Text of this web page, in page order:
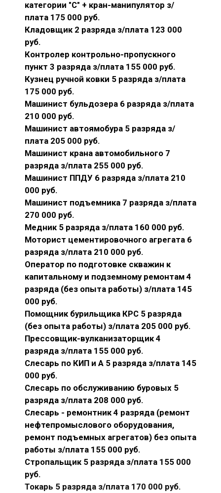
категории "С" + кран-манипулятор з/
плата 175 000 руб.
Кладовщик 2 разряда з/плата 123 000
руб.
Контролер контрольно-пропускного
пункт 3 разряда з/плата 155 000 руб.
Кузнец ручной ковки 5 разряда з/плата
175 000 руб.
Машинист бульдозера 6 разряда з/плата
210 000 руб.
Машинист автоямобура 5 разряда з/
плата 205 000 руб.
Машинист крана автомобильного 7
разряда з/плата 255 000 руб.
Машинист ППДУ 6 разряда з/плата 210
000 руб.
Машинист подъемника 7 разряда з/плата
270 000 руб.
Медник 5 разряда з/плата 160 000 руб.
Моторист цементировочного агрегата 6
разряда з/плата 210 000 руб.
Оператор по подготовке скважин к
капитальному и подземному ремонтам 4
разряда (без опыта работы) з/плата 145
000 руб.
Помощник бурильщика КРС 5 разряда
(без опыта работы) з/плата 205 000 руб.
Прессовщик-вулканизаторщик 4
разряда з/плата 155 000 руб.
Слесарь по КИП и А 5 разряда з/плата 145
000 руб.
Слесарь по обслуживанию буровых 5
разряда з/плата 208 000 руб.
Слесарь - ремонтник 4 разряда (ремонт
нефтепромыслового оборудования,
ремонт подъемных агрегатов) без опыта
работы з/плата 155 000 руб.
Стропальщик 5 разряда з/плата 155 000
руб.
Токарь 5 разряда з/плата 170 000 руб.